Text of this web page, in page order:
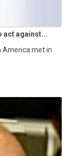
act against...
America met in